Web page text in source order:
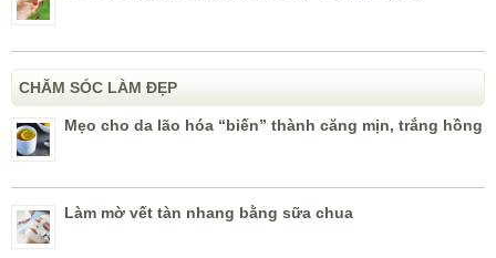
CHĂM SÓC LÀM ĐẸP
Mẹo cho da lão hóa “biến” thành căng mịn, trắng hồng
Làm mờ vết tàn nhang bằng sữa chua